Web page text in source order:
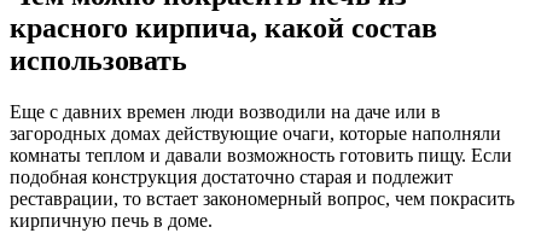
красного кирпича, какой состав
использовать
Еще с давних времен люди возводили на даче или в
загородных домах действующие очаги, которые наполняли
комнаты теплом и давали возможность готовить пищу. Если
подобная конструкция достаточно старая и подлежит
реставрации, то встает закономерный вопрос, чем покрасить
кирпичную печь в доме.